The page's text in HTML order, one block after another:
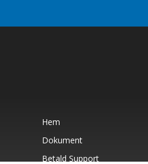
Hem
Dokument
Betald Support